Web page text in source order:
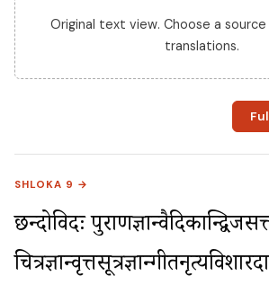
Original text view. Choose a
translations.
SHLOKA 9 →
छन्दोविदः